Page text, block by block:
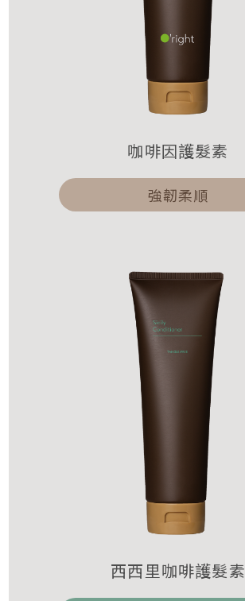
咖啡因護髮素
強韌柔順
西西里咖啡護髮素